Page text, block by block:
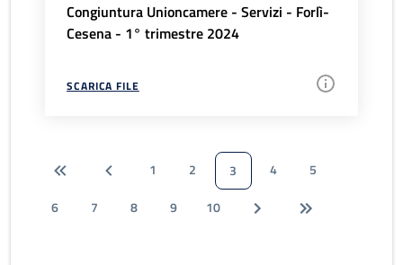
Congiuntura Unioncamere - Servizi - Forlì-
Cesena - 1° trimestre 2024
SCARICA FILE
1 2 3 4
5
6
7 8 9 10